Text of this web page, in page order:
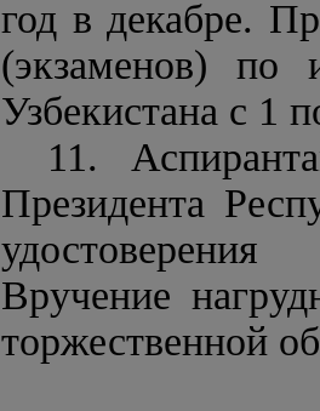
год в декабре.
(экзаменов)
Узбекистана с 1
11.
Президента
Вручение
торжественной